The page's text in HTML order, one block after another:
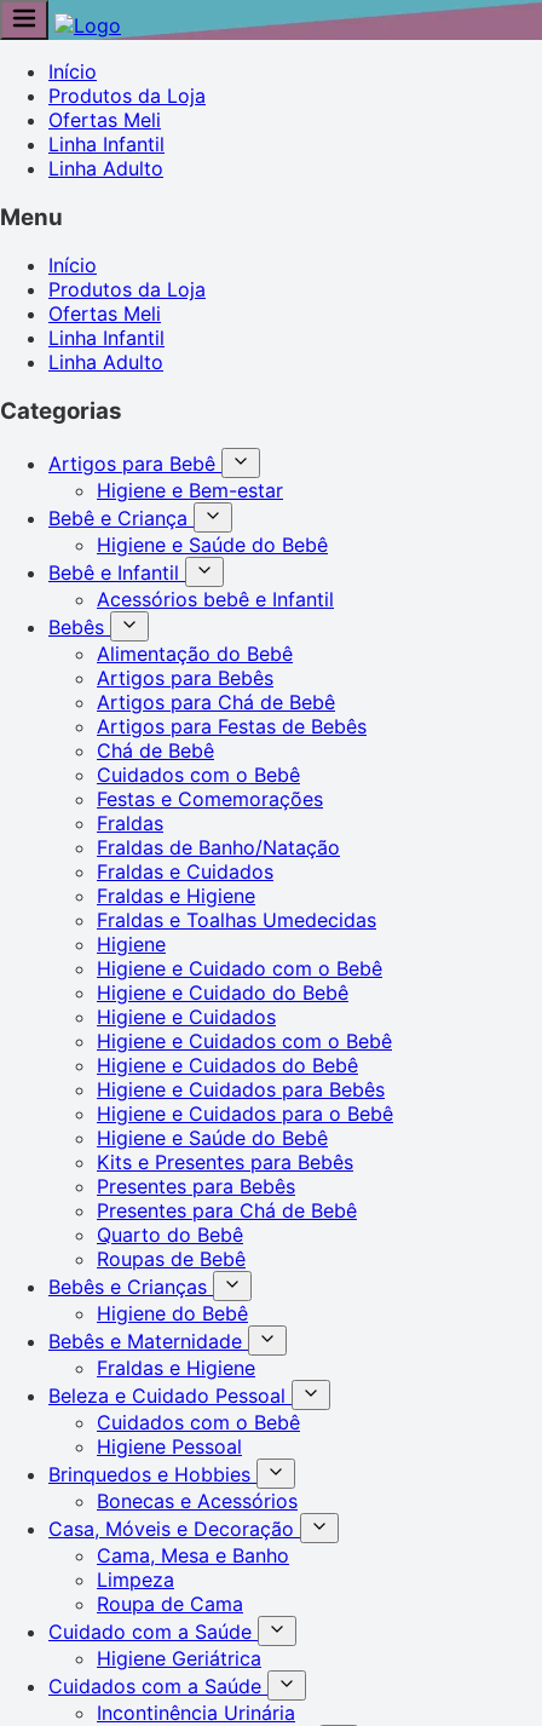
Início
Produtos da Loja
Ofertas Meli
Linha Infantil
Linha Adulto
Menu
Início
Produtos da Loja
Ofertas Meli
Linha Infantil
Linha Adulto
Categorias
Artigos para Bebê
Higiene e Bem-estar
Bebê e Criança
Higiene e Saúde do Bebê
Bebê e Infantil
Acessórios bebê e Infantil
Bebês
Alimentação do Bebê
Artigos para Bebês
Artigos para Chá de Bebê
Artigos para Festas de Bebês
Chá de Bebê
Cuidados com o Bebê
Festas e Comemorações
Fraldas
Fraldas de Banho/Natação
Fraldas e Cuidados
Fraldas e Higiene
Fraldas e Toalhas Umedecidas
Higiene
Higiene e Cuidado com o Bebê
Higiene e Cuidado do Bebê
Higiene e Cuidados
Higiene e Cuidados com o Bebê
Higiene e Cuidados do Bebê
Higiene e Cuidados para Bebês
Higiene e Cuidados para o Bebê
Higiene e Saúde do Bebê
Kits e Presentes para Bebês
Presentes para Bebês
Presentes para Chá de Bebê
Quarto do Bebê
Roupas de Bebê
Bebês e Crianças
Higiene do Bebê
Bebês e Maternidade
Fraldas e Higiene
Beleza e Cuidado Pessoal
Cuidados com o Bebê
Higiene Pessoal
Brinquedos e Hobbies
Bonecas e Acessórios
Casa, Móveis e Decoração
Cama, Mesa e Banho
Limpeza
Roupa de Cama
Cuidado com a Saúde
Higiene Geriátrica
Cuidados com a Saúde
Incontinência Urinária